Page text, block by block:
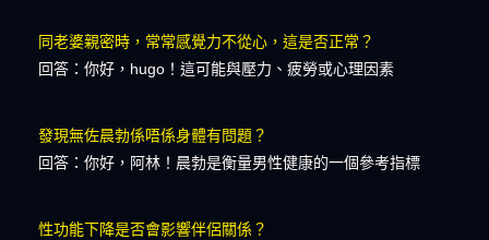
同老婆親密時，常常感覺力不從心，這是否正常？
回答：你好，hugo！這可能與壓力、疲勞或心理因素
發現無佐晨勃係唔係身體有問題？
回答：你好，阿林！晨勃是衡量男性健康的一個參考指標
性功能下降是否會影響伴侶關係？